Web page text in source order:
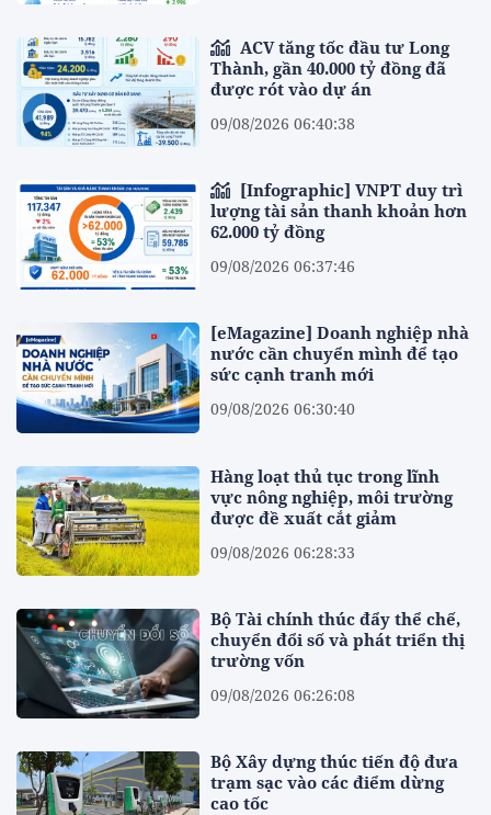
Thành, gần 40.000 tỷ đồng đã
được rót vào dự án
09/08/2026 06:40:38
lượng tài sản thanh khoản hơn
62.000 tỷ đồng
09/08/2026 06:37:46
[eMagazine] Doanh nghiệp nhà
nước cần chuyển mình để tạo
sức cạnh tranh mới
09/08/2026 06:30:40
Hàng loạt thủ tục trong lĩnh
vực nông nghiệp, môi trường
được đề xuất cắt giảm
09/08/2026 06:28:33
Bộ Tài chính thúc đẩy thể chế,
chuyển đổi số và phát triển thị
trường vốn
09/08/2026 06:26:08
Bộ Xây dựng thúc tiến độ đưa
trạm sạc vào các điểm dừng
cao tốc